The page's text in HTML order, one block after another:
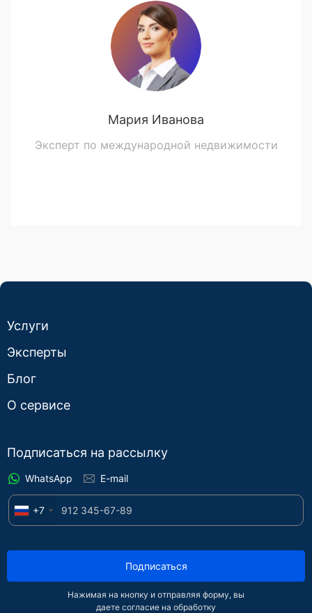
Мария Иванова
Эксперт по международной недвижимости
Услуги
Эксперты
Блог
О сервисе
Подписаться на рассылку
WhatsApp E-mail
+7
Подписаться
Нажимая на кнопку и отправляя форму, вы
даете согласие на обработку